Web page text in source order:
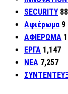
SECURITY
Αφιέρωμα 9
ΑΦΙΕΡΩΜΑ 1
ΕΡΓΑ 1,147
ΝΕΑ 7,257